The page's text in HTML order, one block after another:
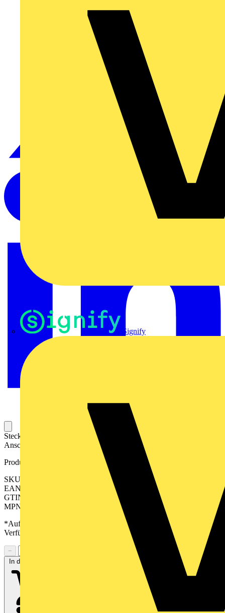
Signify
Steckbarer Leiterplatten-Anschluss mit innovativer
Anschlusstechnologie für eine sichere und intuitive Handhabung.
Produktkennzeichen
SKU: 2644590000
EAN: 04050118642384
GTIN: 04050118642384
MPN: CPS 5.00/12/90F SN GN BX
*Auf Anfrage verfügbar - bitte in den Warenkorb legen, um
Verfügbarkeit zu prüfen
−
In den Warenkorb